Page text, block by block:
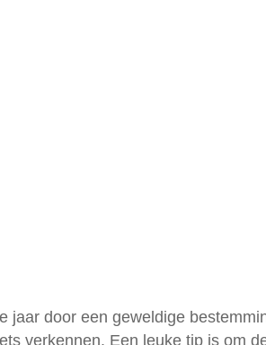
door een geweldige
verkennen. Een leuke tip is om